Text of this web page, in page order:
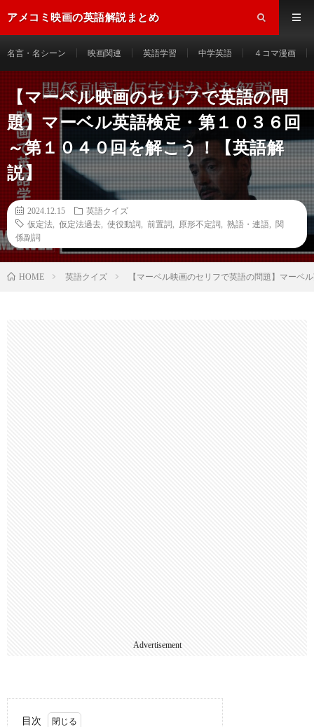
アメコミ映画の英語解説まとめ
名言・名シーン 映画関連 英語学習 中学英語 ４コマ漫画
【マーベル映画のセリフで英語の問
題】マーベル英語検定・第１０３６回
～第１０４０回を解こう！【英語解
説】
2024.12.15
英語クイズ
仮定法
仮定法過去 使役動詞 前置詞 原形不定詞 熟語・連語
関
係副詞
HOME 英語クイズ 【マーベル映画のセリフで英語の問題】マーベ
Advertisement
目次